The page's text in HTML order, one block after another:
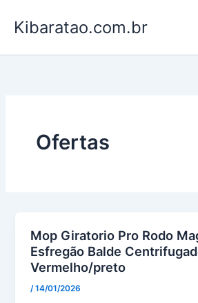
para
conteúdo
Kibaratao.com.br
Ofertas
Mop Giratorio Pro Rodo
Esfregão Balde
Vermelho/preto
/14/01/2026